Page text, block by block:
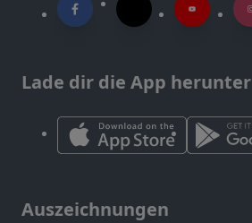
Lade dir die App herunter
Auszeichnungen